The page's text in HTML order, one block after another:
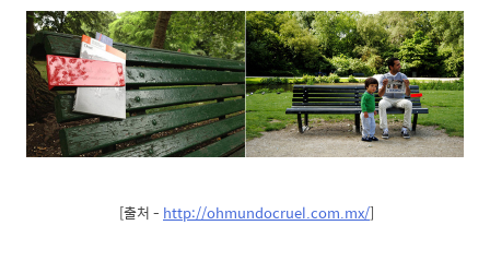
[출처 - http://ohmundocruel.com.mx/]